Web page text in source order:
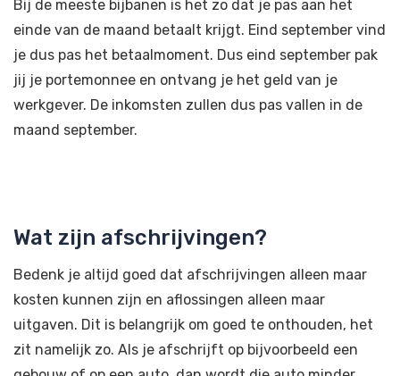
Bij de meeste bijbanen is het zo dat je pas aan het
einde van de maand betaalt krijgt. Eind september vind
je dus pas het betaalmoment. Dus eind september pak
jij je portemonnee en ontvang je het geld van je
werkgever. De inkomsten zullen dus pas vallen in de
maand september.
Wat zijn afschrijvingen?
Bedenk je altijd goed dat afschrijvingen alleen maar
kosten kunnen zijn en aflossingen alleen maar
uitgaven. Dit is belangrijk om goed te onthouden, het
zit namelijk zo. Als je afschrijft op bijvoorbeeld een